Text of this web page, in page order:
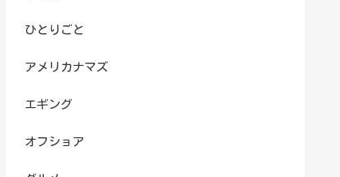
ひとりごと
アメリカナマズ
エギング
オフショア